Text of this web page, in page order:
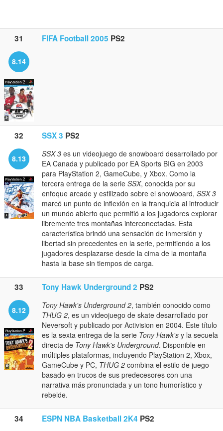
31 FIFA Football 2005 PS2
8.14
32 SSX 3 PS2
8.13 SSX 3 es un videojuego de snowboard desarrollado por
EA Canada y publicado por EA Sports BIG en 2003
para PlayStation 2, GameCube, y Xbox. Como la
tercera entrega de la serie SSX, conocida por su
enfoque arcade y estilizado sobre el snowboard, SSX 3
marcó un punto de inflexión en la franquicia al introducir
un mundo abierto que permitió a los jugadores explorar
libremente tres montañas interconectadas. Esta
característica brindó una sensación de inmersión y
libertad sin precedentes en la serie, permitiendo a los
jugadores desplazarse desde la cima de la montaña
hasta la base sin tiempos de carga.
33 Tony Hawk Underground 2 PS2
8.12 Tony Hawk's Underground 2, también conocido como
THUG 2, es un videojuego de skate desarrollado por
Neversoft y publicado por Activision en 2004. Este título
es la sexta entrega de la serie Tony Hawk's y la secuela
directa de Tony Hawk's Underground. Disponible en
múltiples plataformas, incluyendo PlayStation 2, Xbox,
GameCube y PC, THUG 2 combina el estilo de juego
basado en trucos de sus predecesores con una
narrativa más pronunciada y un tono humorístico y
rebelde.
34 ESPN NBA Basketball 2K4 PS2